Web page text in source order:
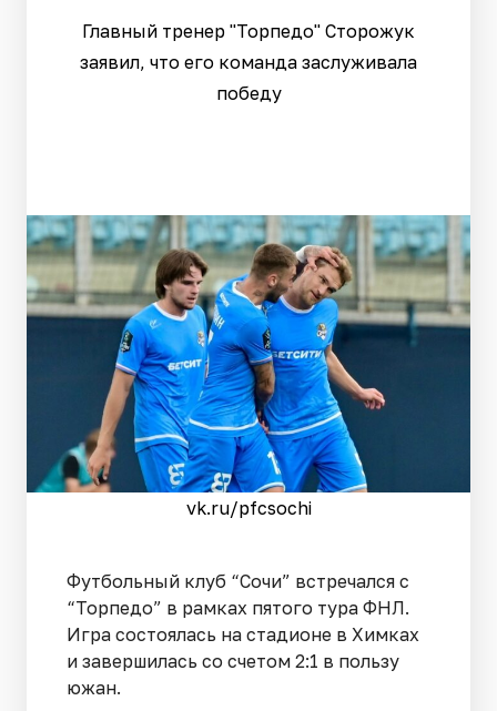
Главный тренер "Торпедо" Сторожук
заявил, что его команда заслуживала
победу
vk.ru/pfcsochi
Футбольный клуб “Сочи” встречался с
“Торпедо” в рамках пятого тура ФНЛ.
Игра состоялась на стадионе в Химках
и завершилась со счетом 2:1 в пользу
южан.